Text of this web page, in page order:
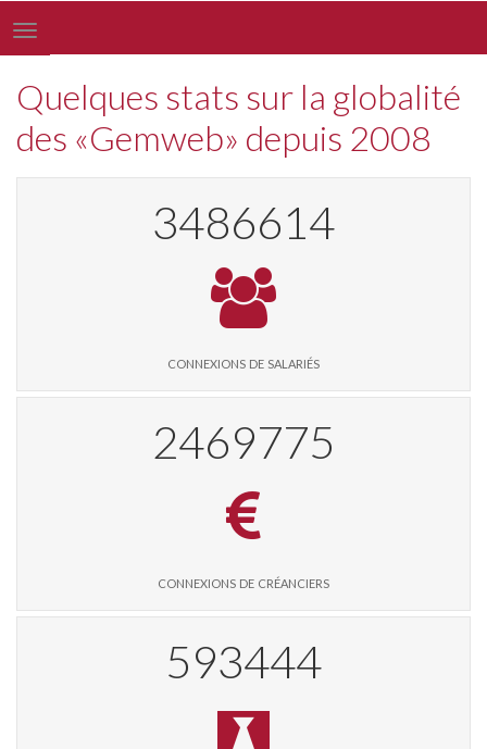
Toggle
navigation
Quelques stats sur la globalité
des «Gemweb» depuis 2008
3619409
connexions de salariés
2513409
connexions de créanciers
603928